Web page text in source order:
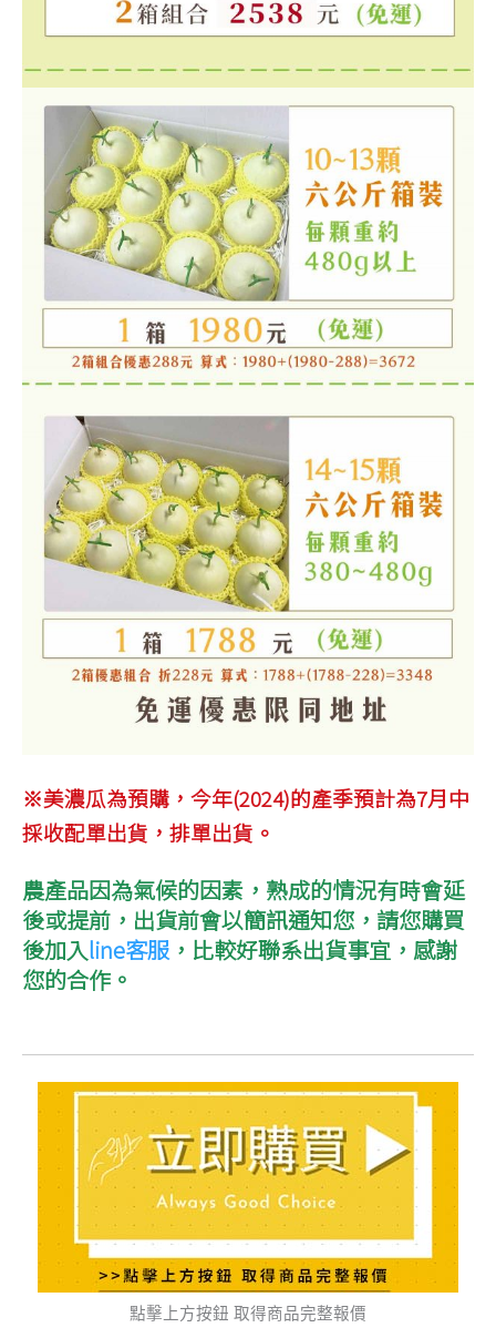
※美濃瓜為預購，今年(2024)的產季預計為7月中
採收配單出貨，排單出貨。
農產品因為氣候的因素，熟成的情況有時會延
後或提前，出貨前會以簡訊通知您， 請您購買
後加入line客服，比較好聯系出貨事宜，感謝
您的合作。
點擊上方按鈕 取得商品完整報價